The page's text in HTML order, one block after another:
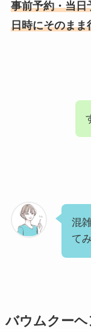
事前予約・当日
日時にそのまま
混
て
バウムクーヘ